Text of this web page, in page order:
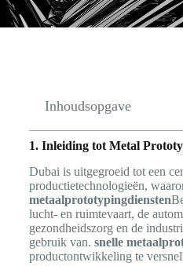
Inhoudsopgave
1. Inleiding tot Metal
Dubai is uitgegroeid tot een
productietechnologieën,
metaalprototypingdiensten
lucht- en ruimtevaart, de
gezondheidszorg en de
gebruik van. snelle
productontwikkeling te